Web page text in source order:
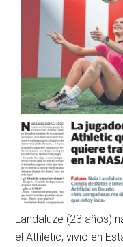
Landaluze (23 años)
el Athletic, vivió en